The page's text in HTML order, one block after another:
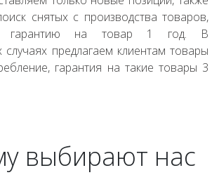
снятых с производства товаров,
гарантию на товар 1 год. В
случаях предлагаем клиентам товары
гарантия на такие товары 3
выбирают нас